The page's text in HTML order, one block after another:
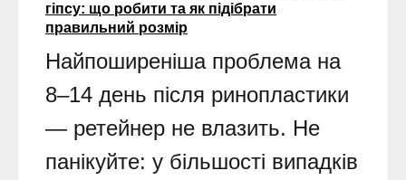
гіпсу: що робити та як підібрати
правильний розмір
Найпоширеніша проблема на
8–14 день після ринопластики
— ретейнер не влазить. Не
панікуйте: у більшості випадків